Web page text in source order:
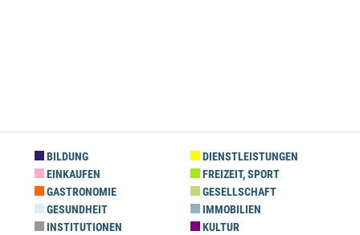
BILDUNG
DIENSTLEISTUNGEN
EINKAUFEN
FREIZEIT, SPORT
GASTRONOMIE
GESELLSCHAFT
GESUNDHEIT
IMMOBILIEN
INSTITUTIONEN
KULTUR